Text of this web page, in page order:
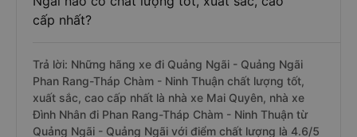
cấp nhất?
Trả lời: Những hãng xe đi Quảng Ngãi - Quảng Ngãi
Phan Rang-Tháp Chàm - Ninh Thuận chất lượng tốt,
xuất sắc, cao cấp nhất là nhà xe Mai Quyên, nhà xe
Đình Nhân đi Phan Rang-Tháp Chàm - Ninh Thuận từ
Quảng Ngãi - Quảng Ngãi với điểm chất lượng là 4.6/5